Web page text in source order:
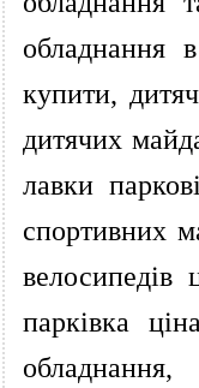
обладнання
купити,
дитячих
лавки
спортивних
велосипедів
парківка